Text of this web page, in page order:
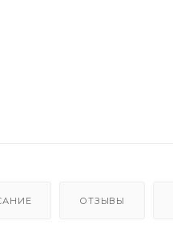
ОТЗЫВЫ